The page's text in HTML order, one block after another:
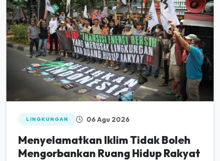
LINGKUNGAN 06 Agu 2026
Menyelamatkan Iklim Tidak Boleh
Mengorbankan Ruang Hidup Rakyat